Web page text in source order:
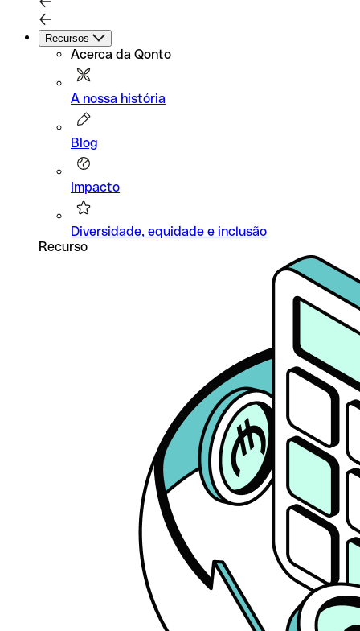
Recursos
Acerca da Qonto
A nossa história
Blog
Impacto
Diversidade, equidade e inclusão
Recurso